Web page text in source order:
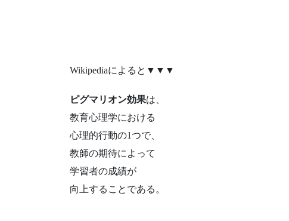
Wikipediaによると▼▼▼
ピグマリオン効果は、
教育心理学における
心理的行動の1つで、
教師の期待によって
学習者の成績が
向上することである。